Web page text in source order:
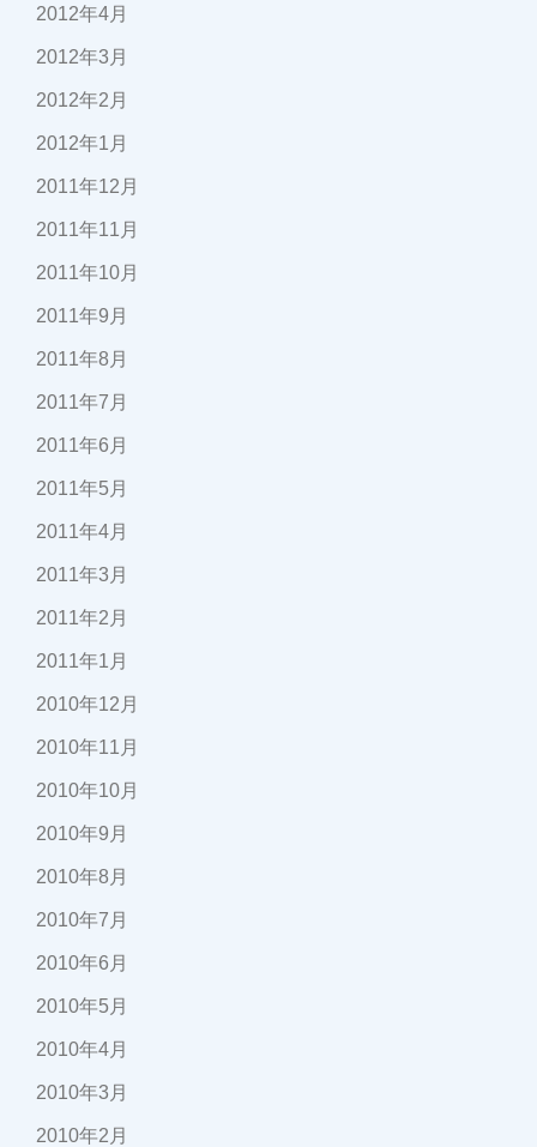
2012年4月
2012年3月
2012年2月
2012年1月
2011年12月
2011年11月
2011年10月
2011年9月
2011年8月
2011年7月
2011年6月
2011年5月
2011年4月
2011年3月
2011年2月
2011年1月
2010年12月
2010年11月
2010年10月
2010年9月
2010年8月
2010年7月
2010年6月
2010年5月
2010年4月
2010年3月
2010年2月